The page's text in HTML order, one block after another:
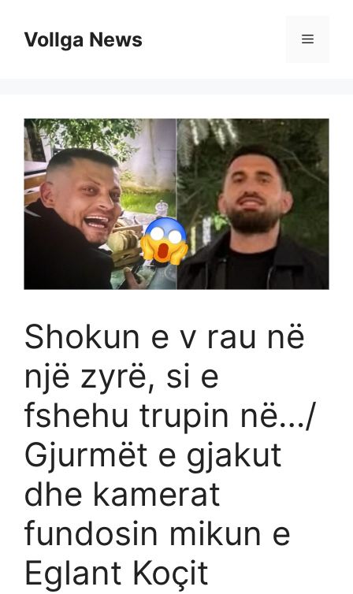
contentVollga News Menu
Shokun e v rau në
një zyrë, si e
fshehu trupin në…/
Gjurmët e gjakut
dhe kamerat
fundosin mikun e
Eglant Koçit